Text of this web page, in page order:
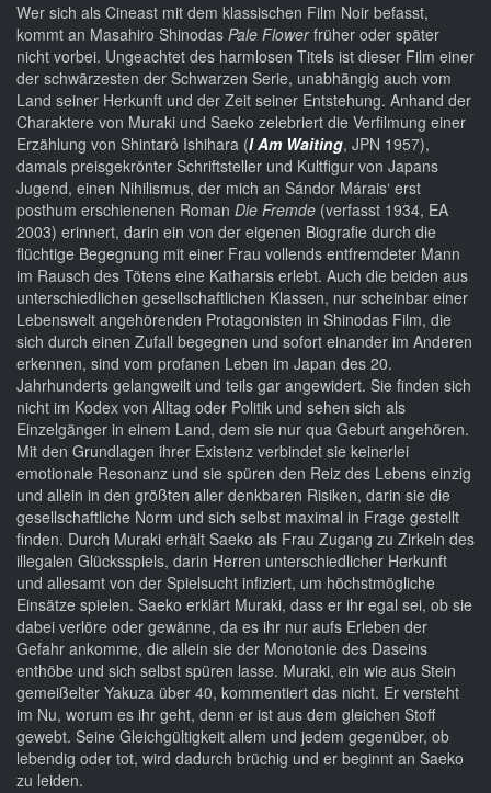
Wer sich als Cineast mit dem klassischen Film Noir befasst,
kommt an Masahiro Shinodas Pale Flowerfrüher oder später
nicht vorbei. Ungeachtet des harmlosen Titels ist dieser Film einer
der schwärzesten der Schwarzen Serie, unabhängig auch vom
Land seiner Herkunft und der Zeit seiner Entstehung. Anhand der
Charaktere von Muraki und Saeko zelebriert die Verfilmung einer
Erzählung von Shintarô Ishihara (I Am Waiting, JPN 1957),
damals preisgekrönter Schriftsteller und Kultfigur von Japans
Jugend, einen Nihilismus, der mich an Sándor Márais‘ erst
posthum erschienenen Roman Die Fremde (verfasst 1934, EA
2003) erinnert, darin ein von der eigenen Biografie durch die
flüchtige Begegnung mit einer Frau vollends entfremdeter Mann
im Rausch des Tötens eine Katharsis erlebt. Auch die beiden aus
unterschiedlichen gesellschaftlichen Klassen, nur scheinbar einer
Lebenswelt angehörenden Protagonisten in Shinodas Film, die
sich durch einen Zufall begegnen und sofort einander im Anderen
erkennen, sind vom profanen Leben im Japan des 20.
Jahrhunderts gelangweilt und teils gar angewidert. Sie finden sich
nicht im Kodex von Alltag oder Politik und sehen sich als
Einzelgänger in einem Land, dem sie nur qua Geburt angehören.
Mit den Grundlagen ihrer Existenz verbindet sie keinerlei
emotionale Resonanz und sie spüren den Reiz des Lebens einzig
und allein in den größten aller denkbaren Risiken, darin sie die
gesellschaftliche Norm und sich selbst maximal in Frage gestellt
finden. Durch Muraki erhält Saeko als Frau Zugang zu Zirkeln des
illegalen Glücksspiels, darin Herren unterschiedlicher Herkunft
und allesamt von der Spielsucht infiziert, um höchstmögliche
Einsätze spielen. Saeko erklärt Muraki, dass er ihr egal sei, ob sie
dabei verlöre oder gewänne, da es ihr nur aufs Erleben der
Gefahr ankomme, die allein sie der Monotonie des Daseins
enthöbe und sich selbst spüren lasse. Muraki, ein wie aus Stein
gemeißelter Yakuza über 40, kommentiert das nicht. Er versteht
im Nu, worum es ihr geht, denn er ist aus dem gleichen Stoff
gewebt. Seine Gleichgültigkeit allem und jedem gegenüber, ob
lebendig oder tot, wird dadurch brüchig und er beginnt an Saeko
zu leiden.